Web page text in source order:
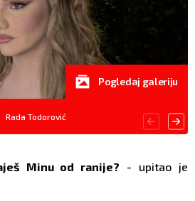
Rada Todorović
Pogledaj galeriju
Minu od ranije? - upitao je